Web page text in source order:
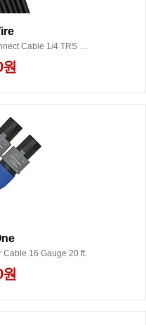
Live Wire Advantage Interconnect Cable 1/4 TRS to 1/4 TRS 3 ft. Black
Cable 16 Gauge 20 ft.